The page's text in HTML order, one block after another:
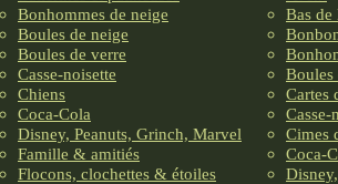
Bonhommes de neige
Boules de neige
Boules de verre
Casse-noisette
Chiens
Coca-Cola
Disney, Peanuts, Grinch, Marvel
Famille & amitiés
Flocons, clochettes & étoiles
Bas de
Boules
Cartes
Casse-
Cimes
Coca-